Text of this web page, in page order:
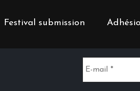
Festival submission
Inscrivez-